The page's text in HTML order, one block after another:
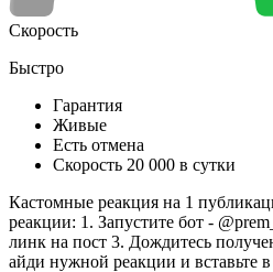
Скорость
Быстро
Гарантия
Живые
Есть отмена
Скорость 20 000 в сутки
Кастомные реакция на 1
реакции: 1. Запустите бот -
линк на пост 3. Дождитесь
айди нужной реакции и вставьте